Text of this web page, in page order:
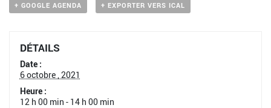
+ GOOGLE AGENDA + EXPORTER VERS ICAL
DÉTAILS
Date :
6 octobre , 2021
Heure :
12 h 00 min - 14 h 00 min